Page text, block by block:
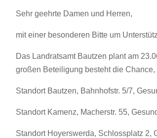
Sehr geehrte Damen und Herren,
mit einer besonderen Bitte um
Das Landratsamt Bautzen plant am
großen Beteiligung besteht die
Standort Bautzen, Bahnhofstr. 5/7,
Standort Kamenz, Macherstr. 55,
Standort Hoyerswerda, Schlossplatz 2,